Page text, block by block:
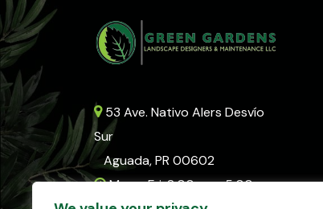
53 Ave. Nativo Alers Desvío
Sur
Aguada, PR 00602
Mon - Fri: 8:00am - 5:00pm